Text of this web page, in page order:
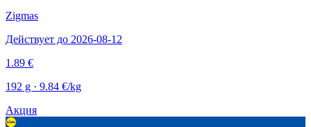
Zigmas
Действует до 2026-08-12
1.89 €
192 g · 9.84 €/kg
Акция